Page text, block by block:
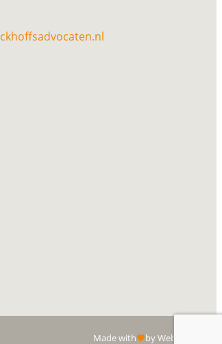
Made with by Web Wings